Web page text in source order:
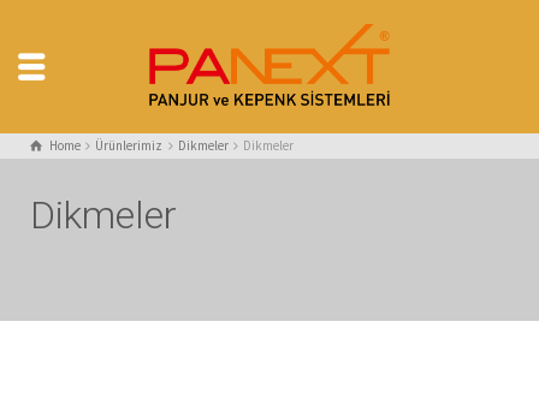
Home Ürünlerimiz Dikmeler Dikmeler
Dikmeler